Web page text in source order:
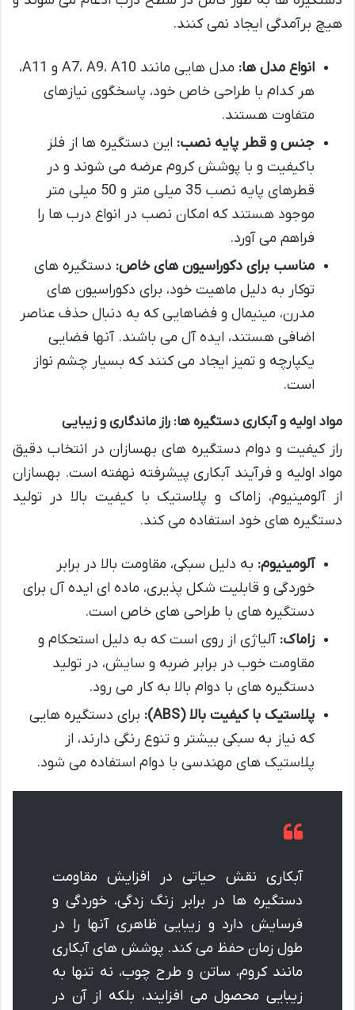
هیچ برآمدگی ایجاد نمی کنند.
انواع مدل ها:
مدل هایی مانند A7، A9، A10 و A11،
هر کدام با طراحی خاص خود، پاسخگوی نیازهای
متفاوت هستند.
جنس و قطر پایه نصب: این دستگیره ها از فلز
باکیفیت و با پوشش کروم عرضه می شوند و در
قطرهای پایه نصب 35 میلی متر و 50 میلی متر
موجود هستند که امکان نصب در انواع درب ها را
فراهم می آورد.
مناسب برای دکوراسیون های خاص: دستگیره های
توکار به دلیل ماهیت خود، برای دکوراسیون های
مدرن، مینیمال و فضاهایی که به دنبال حذف عناصر
اضافی هستند، ایده آل می باشند. آنها فضایی
یکپارچه و تمیز ایجاد می کنند که بسیار چشم نواز
است.
مواد اولیه و آبکاری دستگیره ها: راز ماندگاری و زیبایی
راز کیفیت و دوام دستگیره های بهسازان در انتخاب دقیق
مواد اولیه و فرآیند آبکاری پیشرفته نهفته است. بهسازان
از آلومینیوم، زاماک و پلاستیک با کیفیت بالا در تولید
دستگیره های خود استفاده می کند.
آلومینیوم: به دلیل سبکی، مقاومت بالا در برابر
خوردگی و قابلیت شکل پذیری، ماده ای ایده آل برای
دستگیره های با طراحی های خاص است.
زاماک: آلیاژی از روی است که به دلیل استحکام و
مقاومت خوب در برابر ضربه و سایش، در تولید
دستگیره های با دوام بالا به کار می رود.
پلاستیک با کیفیت بالا (ABS):
برای دستگیره هایی
که نیاز به سبکی بیشتر و تنوع رنگی دارند، از
پلاستیک های مهندسی با دوام استفاده می شود.
آبکاری نقش حیاتی در افزایش مقاومت
دستگیره ها در برابر زنگ زدگی، خوردگی و
فرسایش دارد و زیبایی ظاهری آنها را در
طول زمان حفظ می کند. پوشش های آبکاری
مانند کروم، ساتن و طرح چوب، نه تنها به
زیبایی محصول می افزایند، بلکه از آن در